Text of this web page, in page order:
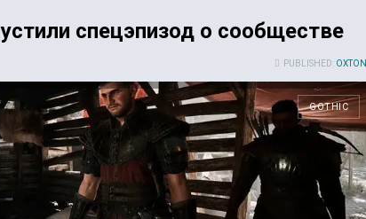
спецэпизод о сообществе
PUBLISHED: OXTON
GOTHIC